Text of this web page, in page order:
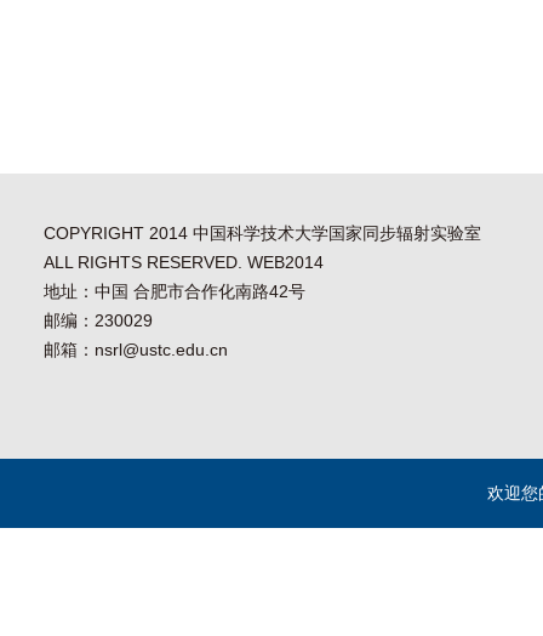
COPYRIGHT 2014 中国科学技术大学国家同步辐射实验室
ALL RIGHTS RESERVED. WEB2014
地址：中国 合肥市合作化南路42号
邮编：230029
邮箱：nsrl@ustc.edu.cn
欢迎您